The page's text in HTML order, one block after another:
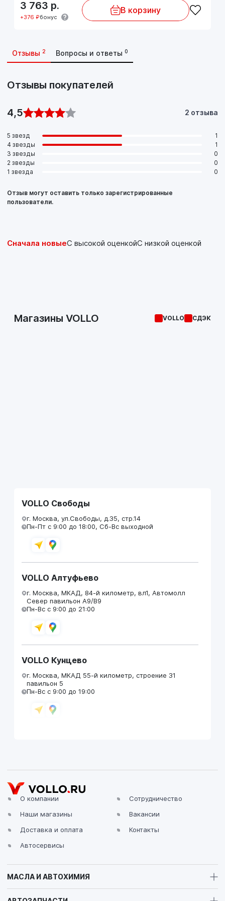
3 763 р.
+376 ₽бонус
В корзину
Отзывы 2 Вопросы и ответы 0
Отзывы покупателей
4,5 2 отзыва
5 звезд
1
4 звезды
1
3 звезды
0
2 звезды
0
1 звезда
0
Отзыв могут оставить только зарегистрированные
пользователи.
Сначала новыеС высокой оценкойС низкой оценкой
Магазины VOLLO VOLLO СДЭК
VOLLO Свободы
г. Москва, ул.Свободы, д.35, стр.14
Пн-Пт с 9:00 до 18:00, Сб-Вс выходной
VOLLO Алтуфьево
г. Москва, МКАД, 84-й километр, вл1, Автомолл
Север павильон А9/В9
Пн-Вс с 9:00 до 21:00
VOLLO Кунцево
г. Москва, МКАД 55-й километр, строение 31
павильон 5
Пн-Вс с 9:00 до 19:00
VOLLO Владимир
г. Владимир, Московское шоссе, д.5/1
VOLLO Калуга
О компании
Наши магазины
Доставка и оплата
Автосервисы
Сотрудничество
Вакансии
Контакты
МАСЛА И АВТОХИМИЯ